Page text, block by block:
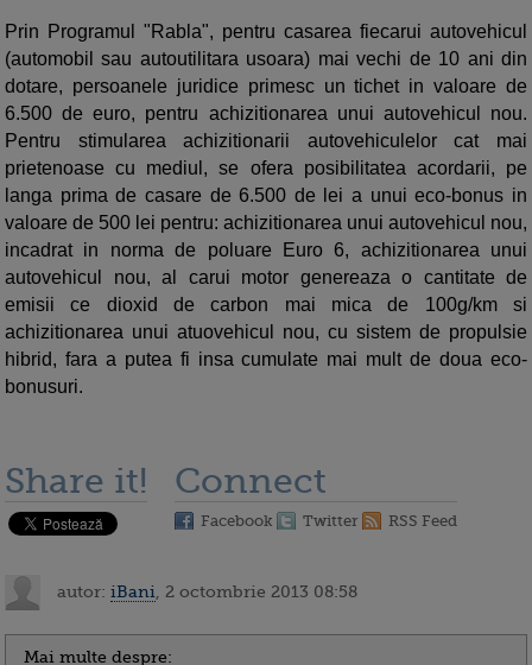
Prin Programul "Rabla", pentru casarea fiecarui autovehicul
(automobil sau autoutilitara usoara) mai vechi de 10 ani din
dotare, persoanele juridice primesc un tichet in valoare de
6.500 de euro, pentru achizitionarea unui autovehicul nou.
Pentru stimularea achizitionarii autovehiculelor cat mai
prietenoase cu mediul, se ofera posibilitatea acordarii, pe
langa prima de casare de 6.500 de lei a unui eco-bonus in
valoare de 500 lei pentru: achizitionarea unui autovehicul nou,
incadrat in norma de poluare Euro 6, achizitionarea unui
autovehicul nou, al carui motor genereaza o cantitate de
emisii ce dioxid de carbon mai mica de 100g/km si
achizitionarea unui atuovehicul nou, cu sistem de propulsie
hibrid, fara a putea fi insa cumulate mai mult de doua eco-
bonusuri.
Share it! Connect
Facebook Twitter RSS Feed
autor: iBani , 2 octombrie 2013 08:58
Mai multe despre: